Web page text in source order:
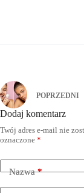
POPRZEDNI
Dodaj komentarz
Twój adres e-mail nie
oznaczone *
Nazwa*